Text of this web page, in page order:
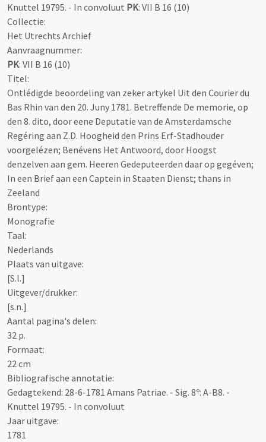
Knuttel 19795. - In convoluut PK: VII B 16 (10)
Collectie:
Het Utrechts Archief
Aanvraagnummer:
PK: VII B 16 (10)
Titel:
Ontlédigde beoordeling van zeker artykel Uit den Courier du
Bas Rhin van den 20. Juny 1781. Betreffende De memorie, op
den 8. dito, door eene Deputatie van de Amsterdamsche
Regéring aan Z.D. Hoogheid den Prins Erf-Stadhouder
voorgelézen; Benévens Het Antwoord, door Hoogst
denzelven aan gem. Heeren Gedeputeerden daar op gegéven;
In een Brief aan een Captein in Staaten Dienst; thans in
Zeeland
Brontype:
Monografie
Taal:
Nederlands
Plaats van uitgave:
[S.l.]
Uitgever/drukker:
[s.n.]
Aantal pagina's delen:
32 p.
Formaat:
22 cm
Bibliografische annotatie:
Gedagtekend: 28-6-1781 Amans Patriae. - Sig. 8º: A-B8. -
Knuttel 19795. - In convoluut
Jaar uitgave:
1781